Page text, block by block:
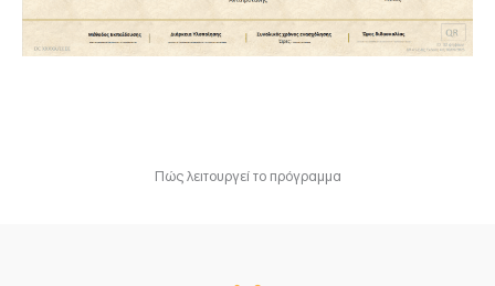
Πώς λειτουργεί το πρόγραμμα